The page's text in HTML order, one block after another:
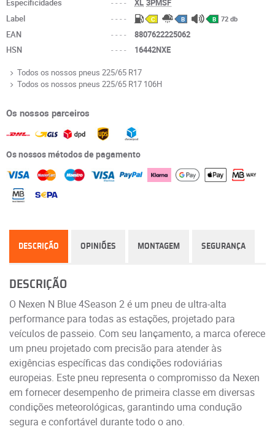
Especificidades ---- XL 3PMSF
Label
---- C B B 72 db
EAN ----
8807622225062
HSN
---- 16442NXE
Todos os nossos pneus 225/65 R17
Todos os nossos pneus 225/65 R17 106H
Os nossos parceiros
Os nossos métodos de pagamento
DESCRIÇÃO OPINIÕES MONTAGEM SEGURANÇA
DESCRIÇÃO
O Nexen N Blue 4Season 2 é um pneu de ultra-alta
performance para todas as estações, projetado para
veículos de passeio. Com seu lançamento, a marca oferece
um pneu projetado com precisão para atender às
exigências específicas das condições rodoviárias
europeias. Este pneu representa o compromisso da Nexen
em fornecer desempenho de primeira classe em diversas
condições meteorológicas, garantindo uma condução
segura e confortável durante todo o ano.